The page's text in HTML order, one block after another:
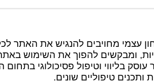
עצמי מחויבים להנגיש את האתר
ומבקשים להפוך את השימוש
בליווי וטיפול פסיכולוגי בתחום
ותכנים טיפוליים שונים.